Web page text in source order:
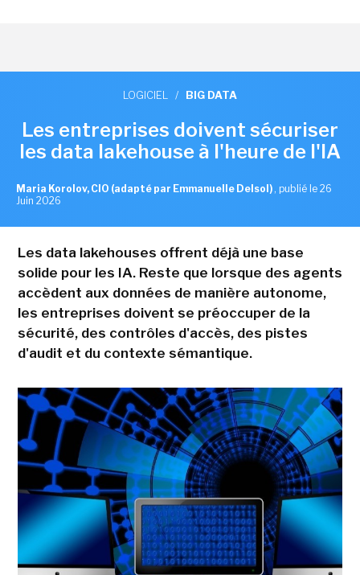
LOGICIEL / BIG DATA
Les entreprises doivent sécuriser
les data lakehouse à l'heure de l'IA
Maria Korolov, CIO (adapté par Emmanuelle Delsol) , publié le 26
Juin 2026
Les data lakehouses offrent déjà une base
solide pour les IA. Reste que lorsque des agents
accèdent aux données de manière autonome,
les entreprises doivent se préoccuper de la
sécurité, des contrôles d'accès, des pistes
d'audit et du contexte sémantique.